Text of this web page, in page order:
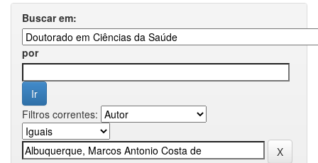
Buscar em:
por
Filtros correntes: